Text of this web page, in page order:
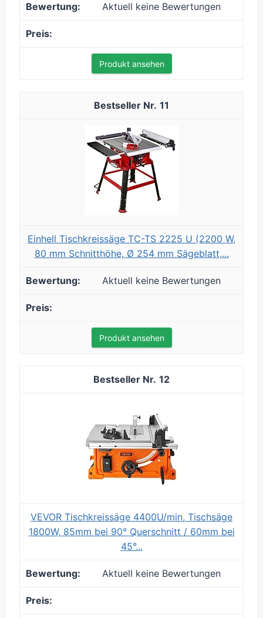
Aktuell keine Bewertungen
Produkt ansehen
11
Einhell Tischkreissäge TC-TS 2225 U (2200 W,
80 mm Schnitthöhe, Ø 254 mm Sägeblatt,...
Aktuell keine Bewertungen
Produkt ansehen
12
VEVOR Tischkreissäge 4400U/min, Tischsäge
1800W, 85mm bei 90° Querschnitt / 60mm bei
45°...
Aktuell keine Bewertungen